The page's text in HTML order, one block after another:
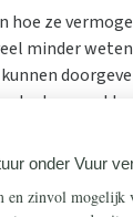
hoe ze
minder
sterker maakt.